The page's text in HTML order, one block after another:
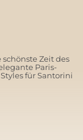
Zeit des
Paris-
für Santorini